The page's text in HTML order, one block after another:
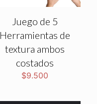
Juego de 5
Herramientas de
textura ambos
costados
$9.500